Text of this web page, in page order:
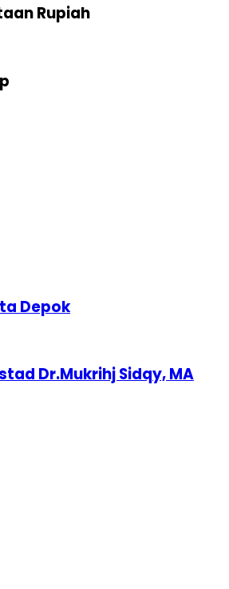
Rupiah
Depok
Dr.Mukrihj Sidqy, MA